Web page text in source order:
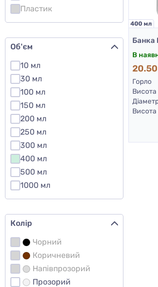
Пластик
Об'єм
10 мл
30 мл
100 мл
150 мл
200 мл
250 мл
300 мл
400 мл
500 мл
1000 мл
Колір
Чорний
Коричневий
Напівпрозорий
Прозорий
400 мл
В
20.50
Горло
Висота
Висота